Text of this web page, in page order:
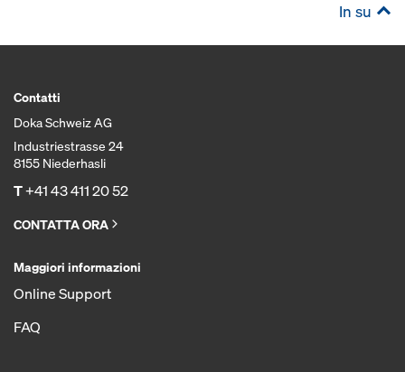
In su
Contatti
Doka Schweiz AG
Industriestrasse 24
8155 Niederhasli
T+41 43 411 20 52
CONTATTA ORA
Maggiori informazioni
Online Support
FAQ